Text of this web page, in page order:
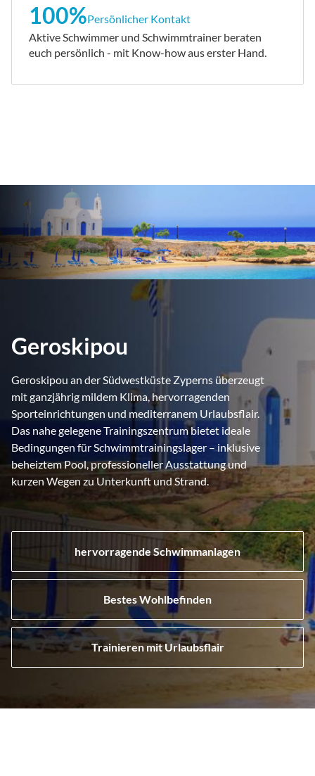
100%Persönlicher Kontakt
Aktive Schwimmer und Schwimmtrainer beraten
euch persönlich - mit Know-how aus erster Hand.
Geroskipou
Geroskipou an der Südwestküste Zyperns überzeugt
mit ganzjährig mildem Klima, hervorragenden
Sporteinrichtungen und mediterranem Urlaubsflair.
Das nahe gelegene Trainingszentrum bietet ideale
Bedingungen für Schwimmtrainingslager – inklusive
beheiztem Pool, professioneller Ausstattung und
kurzen Wegen zu Unterkunft und Strand.
hervorragende Schwimmanlagen
Bestes Wohlbefinden
Trainieren mit Urlaubsflair